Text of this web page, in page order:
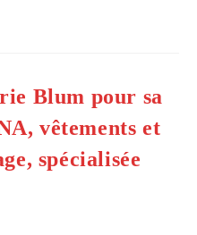
Blum pour sa
vêtements et
spécialisée